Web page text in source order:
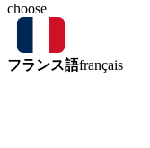
choose
フランス語français